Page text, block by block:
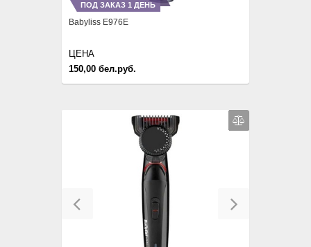
ПОД ЗАКАЗ 1 ДЕНЬ
Babyliss E976E
150,00 бел.руб.
ЦЕНА